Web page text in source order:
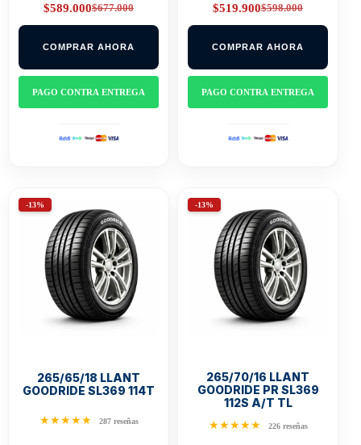
$677.000
Original
price
$677.000.
$589.000Current
price
$589.000.
COMPRAR AHORA
PAGO CONTRA ENTREGA
$598.000
Original
price
$598.000.
$519.900Current
price
$519.900.
COMPRAR AHORA
PAGO CONTRA ENTREGA
-13%
265/65/18 LLANT
GOODRIDE SL369 114T
★★★★★ 287 reseñas
-13%
265/70/16 LLANT
GOODRIDE PR SL369
112S A/T TL
★★★★★ 226 reseñas